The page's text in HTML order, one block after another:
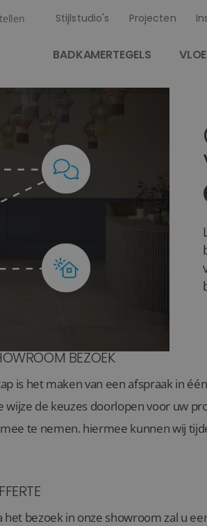
Stijlstudio's Projecten
BADKAMERTEGELS
BEZOEK
is het maken van een afspraak in
wijze de keuzes doorlopen voor uw
te nemen. hiermee kunnen wij
het bezoek in onze showroom zal u